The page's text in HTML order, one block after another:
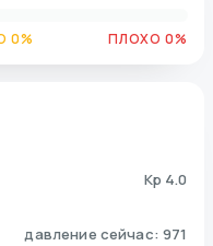
0% ПЛОХО 0%
Kp 4.0
давление сейчас: 971